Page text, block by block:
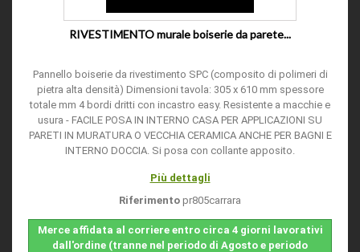
RIVESTIMENTO murale boiserie da parete...
Pannello boiserie da rivestimento SPC (composito di polimeri di
pietra alta densità) Dimensioni tavola: 305 x 610 mm spessore
totale mm 4 bordi dritti con incastro easy. Resistente a macchie e
usura - FACILE POSA IN INTERNO CASA PER APPLICAZIONI SU
PARETI IN MURATURA O VECCHIA CERAMICA ANCHE PER BAGNI E
INTERNO DOCCIA. Si posa con collante apposito.
Più dettagli
Riferimento pr805carrara
Merce affidata al corriere entro circa 4 giorni lavorativi
dall'ordine (tranne nel periodo di Agosto e periodo